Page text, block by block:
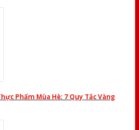
Phẩm Mùa Hè: 7 Quy Tắc Vàng